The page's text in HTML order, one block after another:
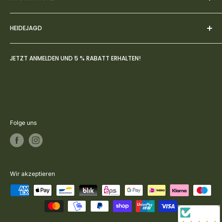
einem Erlebnis wird.
Impressum
AGBs
Datenschutz
Widerruf
HEIDEJAGD
Über uns
FAQs
JETZT ANMELDEN UND 5 % RABATT ERHALTEN!
Folge uns
Wir akzeptieren